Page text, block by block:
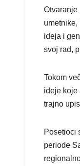
Otvaranje
ideja i
svoj rad,
Tokom
ideje koje
trajno
Posetioci
periode